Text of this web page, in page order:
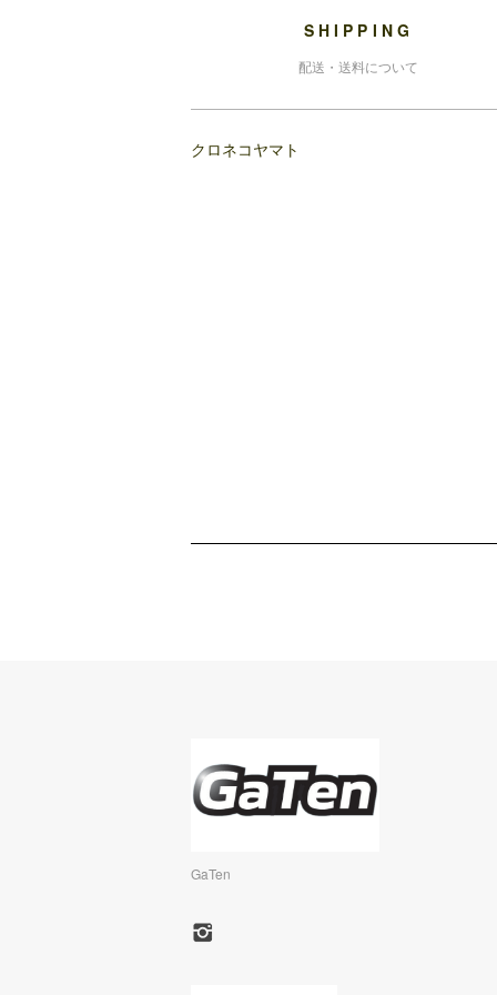
SHIPPING
配送・送料について
クロネコヤマト
GaTen